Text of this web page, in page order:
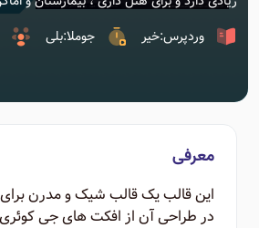
وردپرس:خیر
جوملا:بلی
معرفی
این قالب یک قالب شیک و مدرن
در طراحی آن از افکت های جی